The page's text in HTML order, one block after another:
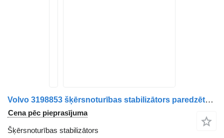
Volvo 3198853 šķērsnoturības stabilizātors paredzēts Volvo FH16.FH13:FH4 kravas automašīnas
Cena pēc pieprasījuma
Šķērsnoturības stabilizātors